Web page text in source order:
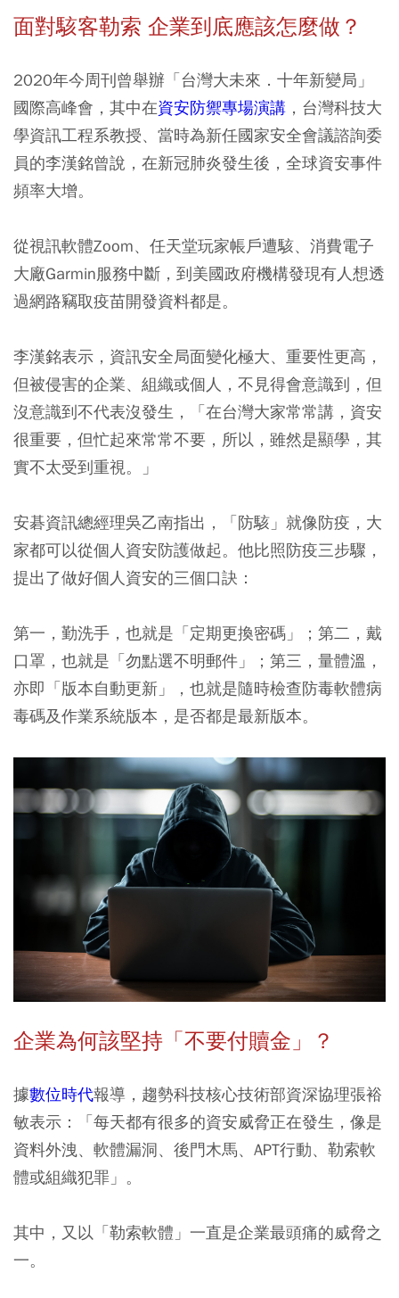
面對駭客勒索 企業到底應該怎麼做？
2020年今周刊曾舉辦「台灣大未來．十年新變局」
國際高峰會，其中在資安防禦專場演講 ，台灣科技大
學資訊工程系教授、當時為新任國家安全會議諮詢委
員的李漢銘曾說，在新冠肺炎發生後，全球資安事件
頻率大增。
從視訊軟體Zoom、任天堂玩家帳戶遭駭、消費電子
大廠Garmin服務中斷，到美國政府機構發現有人想透
過網路竊取疫苗開發資料都是。
李漢銘表示，資訊安全局面變化極大、重要性更高，
但被侵害的企業、組織或個人，不見得會意識到，但
沒意識到不代表沒發生，「在台灣大家常常講，資安
很重要，但忙起來常常不要，所以，雖然是顯學，其
實不太受到重視。」
安碁資訊總經理吳乙南指出，「防駭」就像防疫，大
家都可以從個人資安防護做起。他比照防疫三步驟，
提出了做好個人資安的三個口訣：
第一，勤洗手，也就是「定期更換密碼」；第二，戴
口罩，也就是「勿點選不明郵件」；第三，量體溫，
亦即「版本自動更新」，也就是隨時檢查防毒軟體病
毒碼及作業系統版本，是否都是最新版本。
企業為何該堅持「不要付贖金」？
據數位時代報導，趨勢科技核心技術部資深協理張裕
敏表示：「每天都有很多的資安威脅正在發生，像是
資料外洩、軟體漏洞、後門木馬、APT行動、勒索軟
體或組織犯罪」。
其中，又以「勒索軟體」一直是企業最頭痛的威脅之
一。